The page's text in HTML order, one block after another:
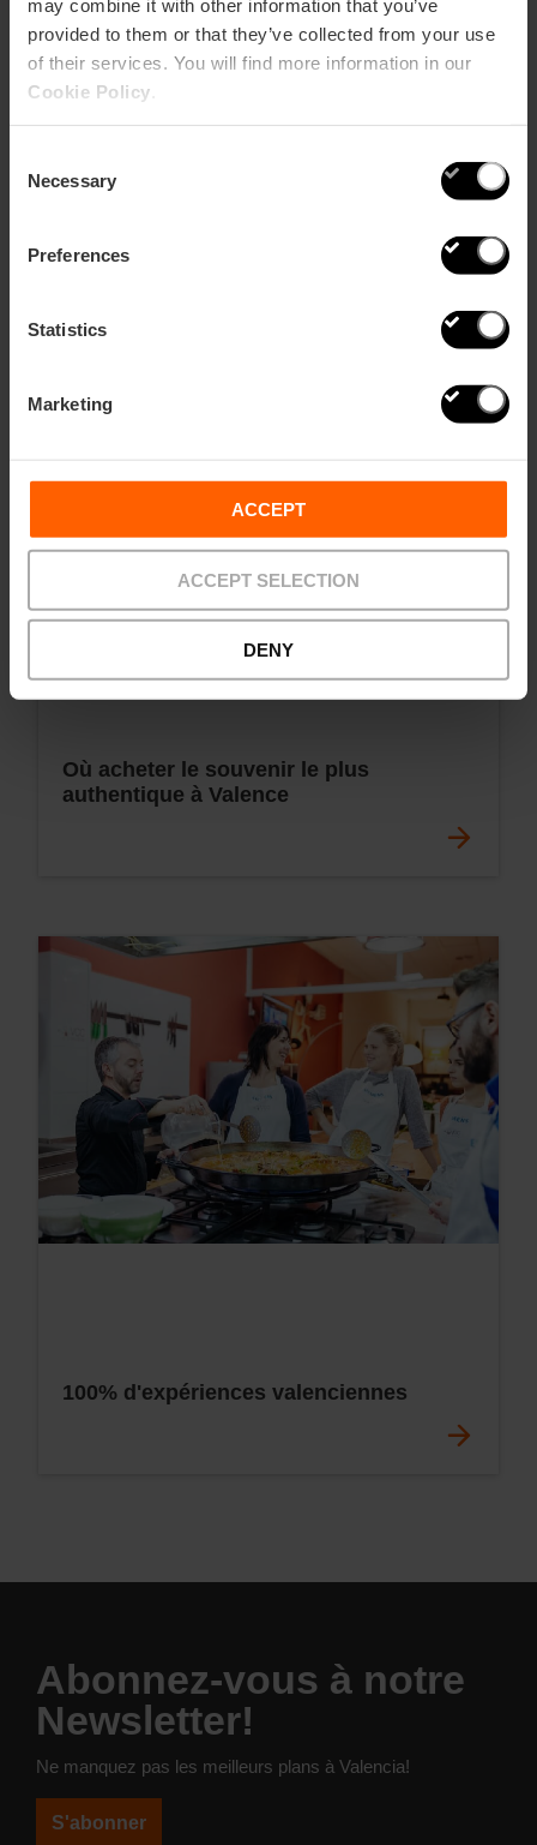
may combine it with other information that you’ve
provided to them or that they’ve collected from your use
of their services. You will find more information in our
Cookie Policy
Selection
Necessary
Preferences
Statistics
Marketing
ACCEPT
ACCEPT SELECTION
DENY
valenciennes à faire chez toi
Où acheter le souvenir le plus
authentique à Valence
100% d'expériences valenciennes
Abonnez-vous à notre
Newsletter!
Ne manquez pas les meilleurs plans à Valencia!
S'abonner